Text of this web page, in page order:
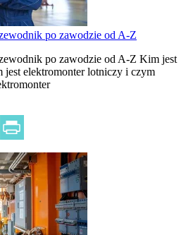
po zawodzie od A-Z
po zawodzie od A-Z Kim jest
elektromonter lotniczy i czym